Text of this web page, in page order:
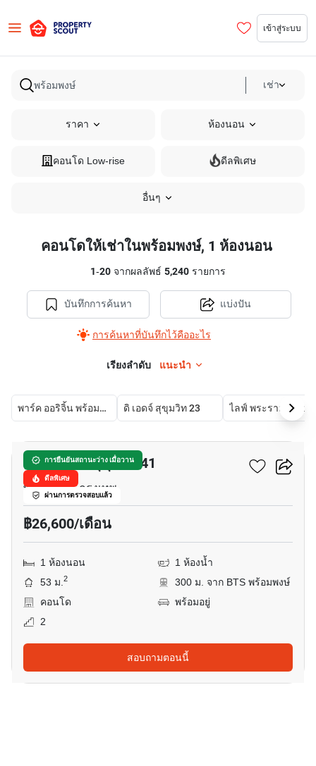
เข้าสู่ระบบ
เช่า
ราคา ห้องนอน
คอนโด Low-rise ดีลพิเศษ
อื่นๆ
คอนโดให้เช่าในพร้อมพงษ์, 1 ห้องนอน
1-20 จากผลลัพธ์ 5,240 รายการ
บันทึกการค้นหา
การค้นหาที่บันทึกไว้คืออะไร
แบ่งปัน
เรียงลำดับ แนะนำ
พาร์ค ออริจิ้น พร้อมพงษ์ ดิ เอดจ์ สุขุมวิท 23
การยืนยันสถานะว่าง เมื่อวาน
ดีลพิเศษ
ผ่านการตรวจสอบแล้ว
ลุมพินี สวีท สุขุมวิท 41
พร้อมพงษ์, กรุงเทพ
฿26,600/เดือน
1 ห้องนอน
1 ห้องน้ำ
53 ม.2
300 ม. จาก BTS พร้อมพงษ์
คอนโด
พร้อมอยู่
2
สอบถามตอนนี้